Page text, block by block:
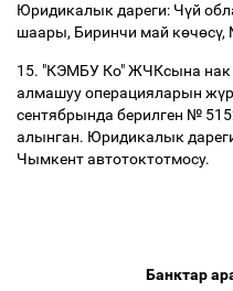
Юридикалык дареги: Чүй
шаары, Биринчи май көчөсү,
15. "КЭМБУ Ко" ЖЧКсына нак
алмашуу операцияларын жү
сентябрында берилген №
алынган. Юридикалык
Чымкент автотоктотмосу.
Банктар